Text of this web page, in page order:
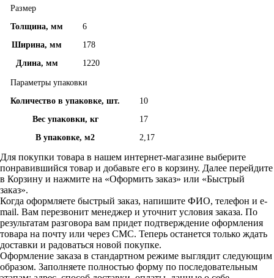
Размер
Толщина, мм
6
Ширина, мм
178
Длина, мм
1220
Параметры упаковки
Количество в упаковке, шт.
10
Вес упаковки, кг
17
В упаковке, м2
2,17
Для покупки товара в нашем интернет-магазине выберите
понравившийся товар и добавьте его в корзину. Далее перейдите
в Корзину и нажмите на «Оформить заказ» или «Быстрый
заказ».
Когда оформляете быстрый заказ, напишите ФИО, телефон и e-
mail. Вам перезвонит менеджер и уточнит условия заказа. По
результатам разговора вам придет подтверждение оформления
товара на почту или через СМС. Теперь останется только ждать
доставки и радоваться новой покупке.
Оформление заказа в стандартном режиме выглядит следующим
образом. Заполняете полностью форму по последовательным